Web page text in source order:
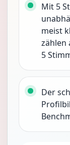
Mit 5
meist
zählen
5
Der